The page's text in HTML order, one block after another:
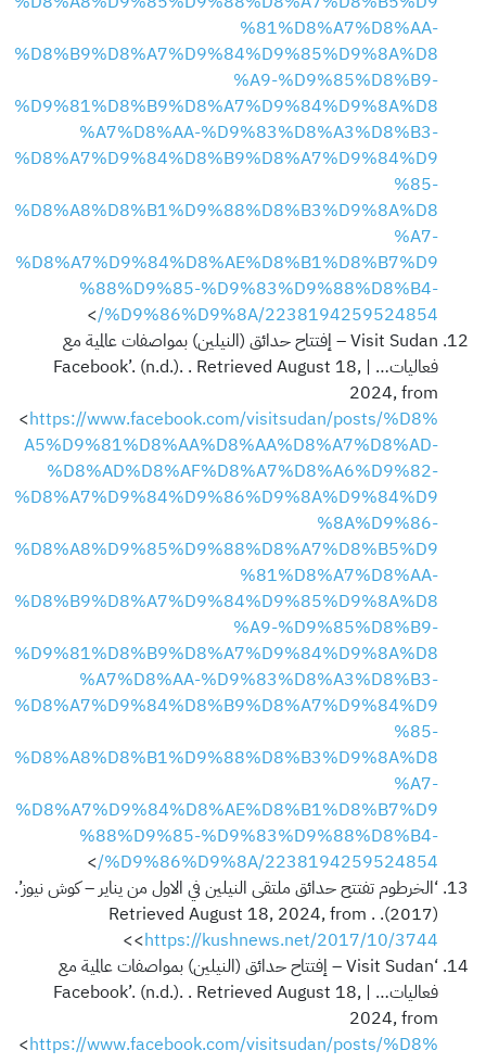
%81%D8%A7%D8%AA-
%D8%B9%D8%A7%D9%84%D9%85%D9%8A%D8
%A9-%D9%85%D8%B9-
%D9%81%D8%B9%D8%A7%D9%84%D9%8A%D8
%A7%D8%AA-%D9%83%D8%A3%D8%B3-
%D8%A7%D9%84%D8%B9%D8%A7%D9%84%D9
%85-
%D8%A8%D8%B1%D9%88%D8%B3%D9%8A%D8
%A7-
%D8%A7%D9%84%D8%AE%D8%B1%D8%B7%D9
%88%D9%85-%D9%83%D9%88%D8%B4-
%D9%86%D9%8A/2238194259524854/
>
Visit Sudan – إفتتاح حدائق (النيلين) بمواصفات عالمية مع
فعاليات… | Facebook’. (n.d.). . Retrieved August 18,
2024, from
<https://www.facebook.com/visitsudan/posts/%D8%
A5%D9%81%D8%AA%D8%AA%D8%A7%D8%AD-
%D8%AD%D8%AF%D8%A7%D8%A6%D9%82-
%D8%A7%D9%84%D9%86%D9%8A%D9%84%D9
%8A%D9%86-
%D8%A8%D9%85%D9%88%D8%A7%D8%B5%D9
%81%D8%A7%D8%AA-
%D8%B9%D8%A7%D9%84%D9%85%D9%8A%D8
%A9-%D9%85%D8%B9-
%D9%81%D8%B9%D8%A7%D9%84%D9%8A%D8
%A7%D8%AA-%D9%83%D8%A3%D8%B3-
%D8%A7%D9%84%D8%B9%D8%A7%D9%84%D9
%85-
%D8%A8%D8%B1%D9%88%D8%B3%D9%8A%D8
%A7-
%D8%A7%D9%84%D8%AE%D8%B1%D8%B7%D9
%88%D9%85-%D9%83%D9%88%D8%B4-
%D9%86%D9%8A/2238194259524854/
>
‘الخرطوم تفتتح حدائق ملتقى النيلين في الاول من يناير – كوش نيوز’.
(2017). . Retrieved August 18, 2024, from
<https://kushnews.net/2017/10/3744
>
‘Visit Sudan – إفتتاح حدائق (النيلين) بمواصفات عالمية مع
فعاليات… | Facebook’. (n.d.). . Retrieved August 18,
2024, from
<https://www.facebook.com/visitsudan/posts/%D8%